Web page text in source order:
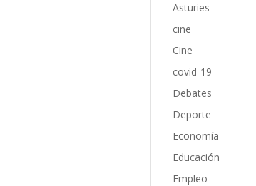
Asturies
cine
Cine
covid-19
Debates
Deporte
Economía
Educación
Empleo